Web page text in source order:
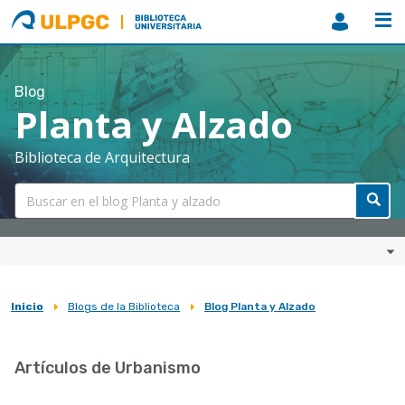
ULPGC
Biblioteca
ULPGC
Blog
Planta y Alzado
Biblioteca de Arquitectura
Sobrescribir
de
Inicio Blogs de la Biblioteca Blog Planta y Alzado
Artículos de Urbanismo